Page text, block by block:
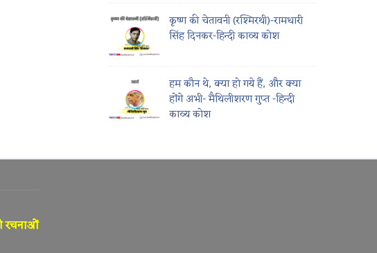
कृष्ण की चेतावनी (रश्मिरथी)-रामधारी
सिंह दिनकर-हिन्दी काव्य कोश
हम कौन थे, क्या हो गये हैं, और क्या
होंगे अभी- मैथिलीशरण गुप्त -हिन्दी
काव्य कोश
को प्रकाशित कराने हेतु पत्रिका के आधिकारिक ई-मेल